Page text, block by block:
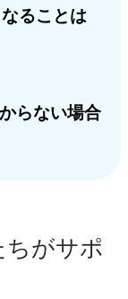
ることは
らない場合
ちがサポ